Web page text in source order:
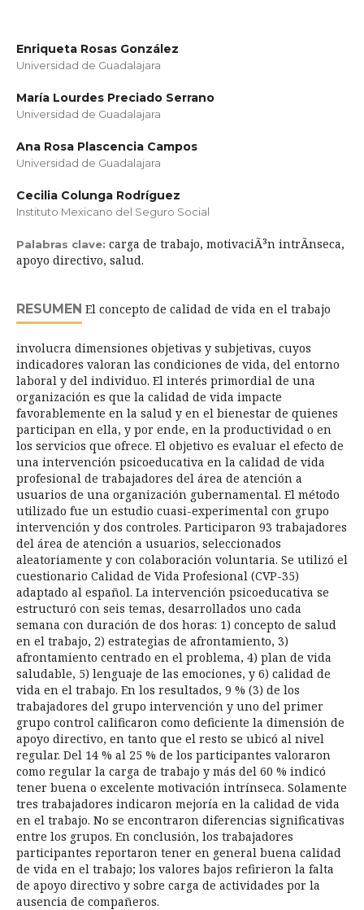
Enriqueta Rosas González
Universidad de Guadalajara
María Lourdes Preciado Serrano
Universidad de Guadalajara
Ana Rosa Plascencia Campos
Universidad de Guadalajara
Cecilia Colunga Rodríguez
Instituto Mexicano del Seguro Social
Palabras clave: carga de trabajo, motivaciÃ³n intrÃ­nseca,
apoyo directivo, salud.
RESUMEN El concepto de calidad de vida en el trabajo
involucra dimensiones objetivas y subjetivas, cuyos
indicadores valoran las condiciones de vida, del entorno
laboral y del individuo. El interés primordial de una
organización es que la calidad de vida impacte
favorablemente en la salud y en el bienestar de quienes
participan en ella, y por ende, en la productividad o en
los servicios que ofrece. El objetivo es evaluar el efecto de
una intervención psicoeducativa en la calidad de vida
profesional de trabajadores del área de atención a
usuarios de una organización gubernamental. El método
utilizado fue un estudio cuasi-experimental con grupo
intervención y dos controles. Participaron 93 trabajadores
del área de atención a usuarios, seleccionados
aleatoriamente y con colaboración voluntaria. Se utilizó el
cuestionario Calidad de Vida Profesional (CVP-35)
adaptado al español. La intervención psicoeducativa se
estructuró con seis temas, desarrollados uno cada
semana con duración de dos horas: 1) concepto de salud
en el trabajo, 2) estrategias de afrontamiento, 3)
afrontamiento centrado en el problema, 4) plan de vida
saludable, 5) lenguaje de las emociones, y 6) calidad de
vida en el trabajo. En los resultados, 9 % (3) de los
trabajadores del grupo intervención y uno del primer
grupo control calificaron como deficiente la dimensión de
apoyo directivo, en tanto que el resto se ubicó al nivel
regular. Del 14 % al 25 % de los participantes valoraron
como regular la carga de trabajo y más del 60 % indicó
tener buena o excelente motivación intrínseca. Solamente
tres trabajadores indicaron mejoría en la calidad de vida
en el trabajo. No se encontraron diferencias significativas
entre los grupos. En conclusión, los trabajadores
participantes reportaron tener en general buena calidad
de vida en el trabajo; los valores bajos refirieron la falta
de apoyo directivo y sobre carga de actividades por la
ausencia de compañeros.